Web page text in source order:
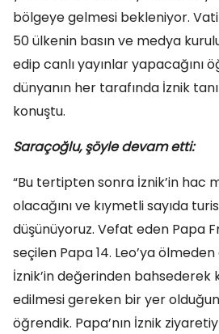
bölgeye gelmesi bekleniyor.
50 ülkenin basın ve medya
edip canlı yayınlar yapacağını
dünyanın her tarafında İznik
konuştu.
Saraçoğlu, şöyle devam etti:
“Bu tertipten sonra İznik’in hac
olacağını ve kıymetli sayıda
düşünüyoruz. Vefat eden Papa
seçilen Papa 14. Leo’ya
İznik’in değerinden bahsederek
edilmesi gereken bir yer
öğrendik. Papa’nın İznik